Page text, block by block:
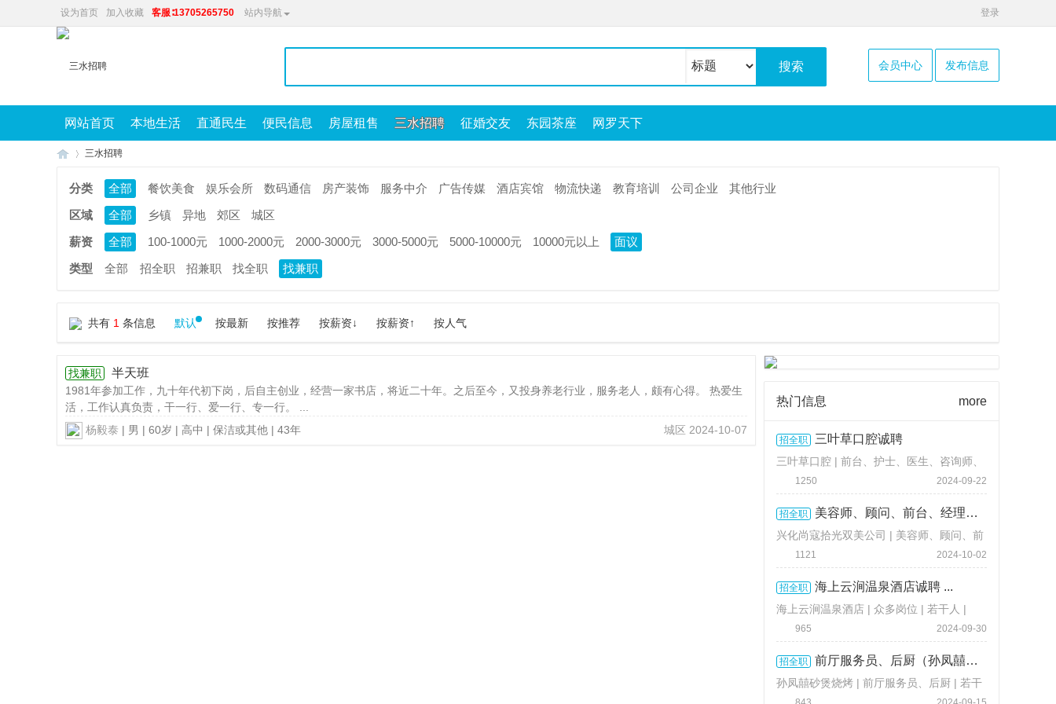
设为首页 加入收藏 客服∶13705265750 站内导航 登录
搜索 会员中心 发布信息
网站首页 本地生活 直通民生 便民信息 房屋租售 三水招聘 征婚交友 东园茶座 网罗天下
化
»
三水招聘
分类 全部 餐饮美食 娱乐会所 数码通信 房产装饰 服务中介 广告传媒 酒店宾馆 物流快递 教育培训 公司企业
其他行业
区域
全部 乡镇 异地 郊区
城区
薪资
全部 100-1000元 1000-2000元 2000-3000元 3000-5000元 5000-10000元 10000元以上
面议
类型
全部 招全职 招兼职 找全职 找兼职
共有 1 条信息 默认 按最新 按推荐 按薪资↓ 按薪资↑ 按人气
找兼职 半天班
1981年参加工作，九十年代初下岗，后自主创业，经营一家书店，将近二十年。之后至今，又投身养老行业，服务老人，颇有心得。 热爱生
活，工作认真负责，干一行、爱一行、专一行。 ...
杨毅泰 | 男 | 60岁 | 高中 | 保洁或其他 | 43年 城区 2024-10-07
热门信息 more
招全职 三叶草口腔诚聘
三叶草口腔 | 前台、护士、医生、咨询师、
美容师 | 若干人 |
3000-8000 元 / 月
1250 2024-09-22
招全职 美容师、顾问、前台、经理、护 ...
兴化尚寇拾光双美公司 | 美容师、顾问、前
台 | 若干人 |
1121 2024-10-02
招全职 海上云涧温泉酒店诚聘 ...
海上云涧温泉酒店 | 众多岗位 | 若干人 |
3800-15000 元 / 月
965 2024-09-30
招全职 前厅服务员、后厨（孙凤囍砂煲 ...
孙凤囍砂煲烧烤 | 前厅服务员、后厨 | 若干
人 |面议